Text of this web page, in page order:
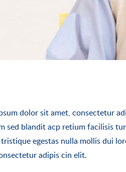
dolor sit amet, consectetur
sed blandit acp retium facilisis
egestas nulla mollis dui
adipis cin elit.